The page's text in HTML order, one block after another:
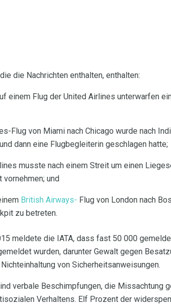
die Nachrichten enthalten, enthalten:
einem Flug der United Airlines unterwarfen
Flug von Miami nach Chicago wurde nach
dann eine Flugbegleiterin geschlagen hatte;
musste nach einem Streit um einen
vornehmen; und
British Airways- Flug von London nach
zu betreten.
meldete die IATA, dass fast 50 000
wurden, darunter Gewalt gegen
von Sicherheitsanweisungen.
verbale Beschimpfungen, die Missachtung
Verhaltens. Elf Prozent der